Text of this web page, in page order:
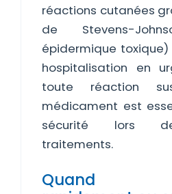
réactions cutanées
de Stevens-
épidermique
hospitalisation en
toute réaction
médicament est
sécurité lors
traitements.
Quand